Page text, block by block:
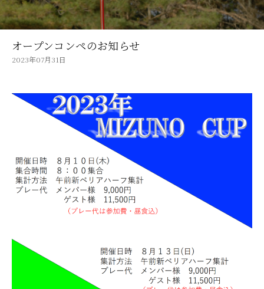
オープンコンペのお知らせ
2023年07月31日